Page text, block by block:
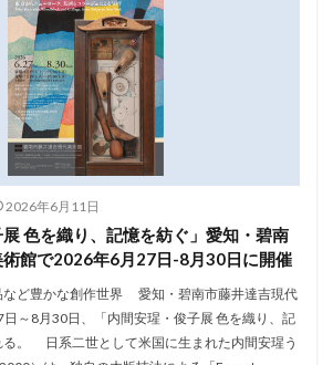
2026年6月11日
展 色を織り、記憶を紡ぐ」愛知・碧南
館で2026年6月27日-8月30日に開催
など豊かな創作世界 愛知・碧南市藤井達吉現代
～8月30日、「内間安瑆・俊子展 色を織り、記
る。 日系二世として米国に生まれた内間安瑆う